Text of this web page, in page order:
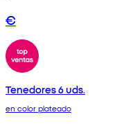
€
Tenedores 6 uds.
en color plateado